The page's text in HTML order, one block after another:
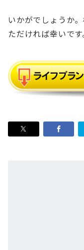
いかがでしょうか
ただければ幸いです